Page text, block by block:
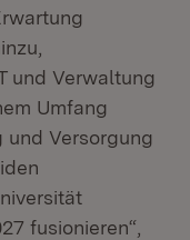
und Verwaltung
Umfang
und Versorgung
fusionieren“,